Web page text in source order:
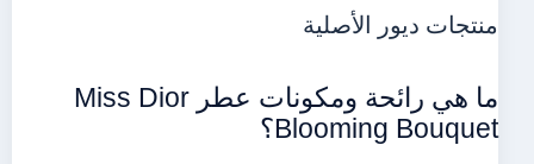
منتجات ديور الأصلية
ما هي رائحة ومكونات عطر Miss Dior
Blooming Bouquet؟